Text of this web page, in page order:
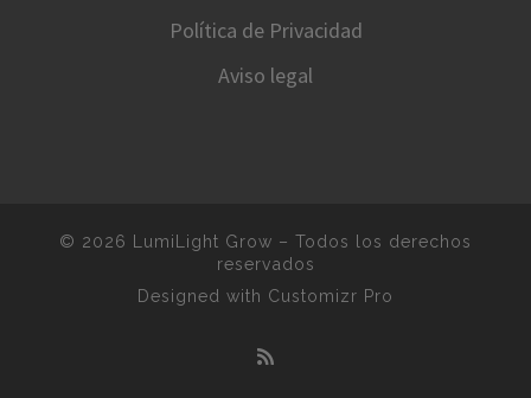
Política de Privacidad
Aviso legal
© 2026 LumiLight Grow – Todos los derechos
reservados
Designed with Customizr Pro